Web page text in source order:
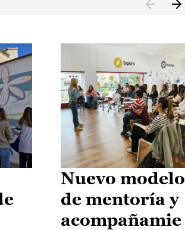
Nuevo modelo
de mentoría y
acompañamie